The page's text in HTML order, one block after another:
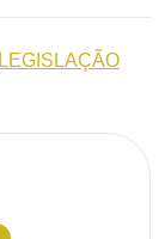
LEGISLAÇÃO